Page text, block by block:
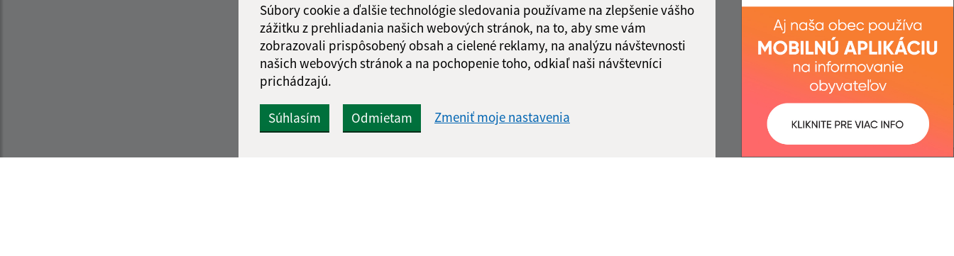
Súbory cookie a ďalšie technológie sledovania používame na zlepšenie vášho
zážitku z prehliadania našich webových stránok, na to, aby sme vám
zobrazovali prispôsobený obsah a cielené reklamy, na analýzu návštevnosti
našich webových stránok a na pochopenie toho, odkiaľ naši návštevníci
prichádzajú.
Súhlasím Odmietam Zmeniť moje nastavenia